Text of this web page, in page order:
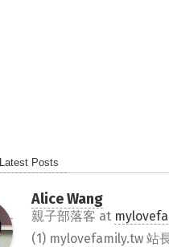
Latest Posts
Alice Wang
親子部落客 at
(1) mylovefamily.tw 站長